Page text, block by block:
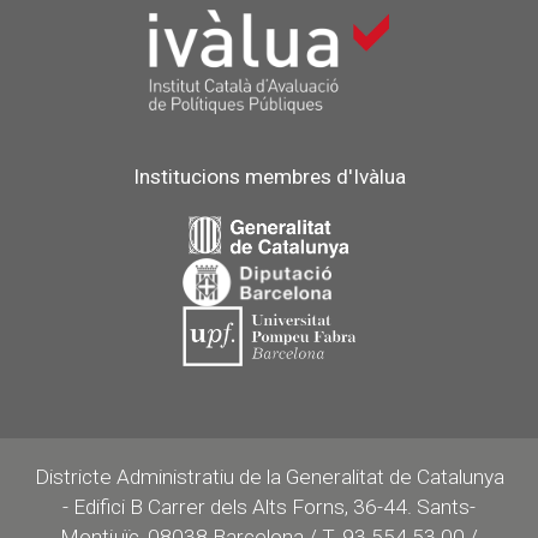
Institucions membres d'Ivàlua
Districte Administratiu de la Generalitat de Catalunya
- Edifici B Carrer dels Alts Forns, 36-44. Sants-